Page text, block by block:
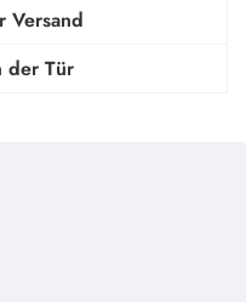
Versand
der Tür